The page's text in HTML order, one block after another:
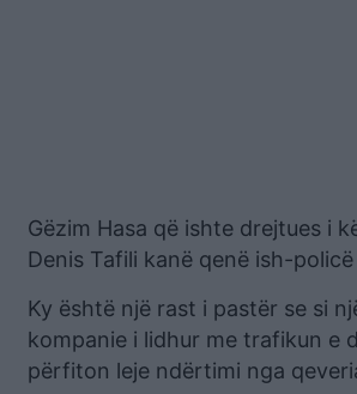
Gëzim Hasa që ishte drejtues i
Denis Tafili kanë qenë ish-
Ky është një rast i pastër se si
kompanie i lidhur me trafikun e
përfiton leje ndërtimi nga